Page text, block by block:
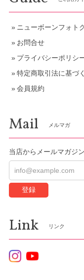
ニューボーンフォ
お問合せ
プライバシーポリシ
特定商取引法に基づ
会員規約
Mail メルマガ
当店からメールマガジ
登録
Link リンク